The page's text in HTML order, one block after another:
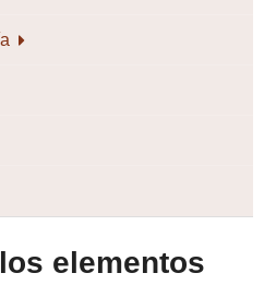
elementos